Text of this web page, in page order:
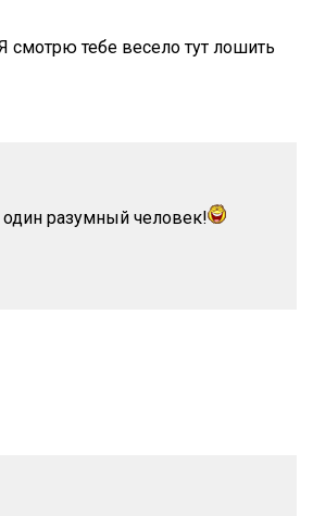
смотрю тебе весело тут лошить
один разумный человек!